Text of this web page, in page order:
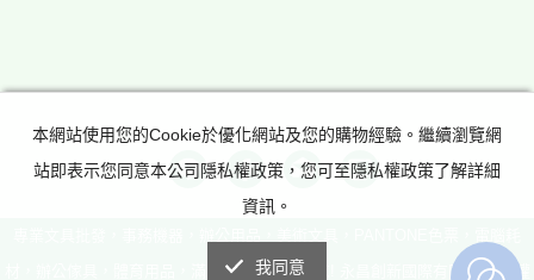
材，辦公傢具，體育用品，滿足所有辦公室需求! 永昌創新國際有限公司 版權
本網站使用您的Cookie於優化網站及您的購物經驗。繼續瀏覽網
站即表示您同意本公司隱私權政策，您可至隱私權政策了解詳細
資訊。
我同意